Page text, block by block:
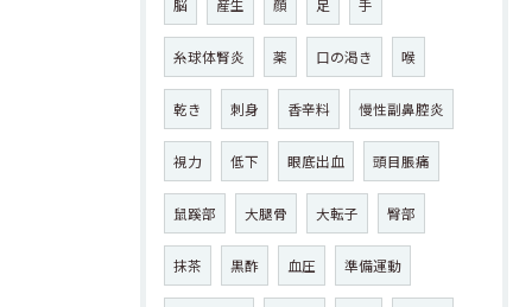
脳 産生 顔 足 手
糸球体腎炎 薬 口の渇き 喉
乾き 刺身 香辛料 慢性副鼻腔炎
視力 低下 眼底出血 頭目脹痛
鼠蹊部 大腿骨 大転子 臀部
抹茶 黒酢 血圧 準備運動